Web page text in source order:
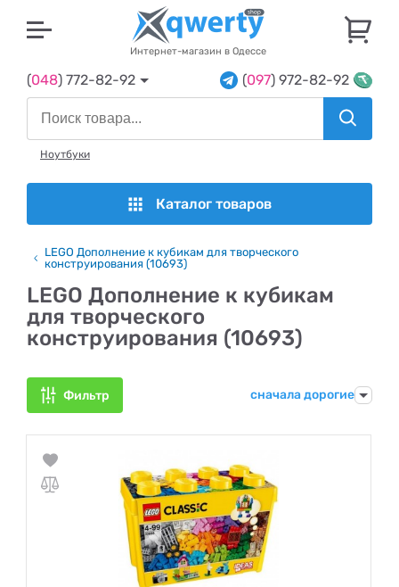
Интернет-магазин в Одессе
(048) 772-82-92 (097) 972-82-92
Ноутбуки
Каталог товаров
LEGO Дополнение к кубикам для творческого
конструирования (10693)
LEGO Дополнение к кубикам
для творческого
конструирования (10693)
Фильтр сначала дорогие